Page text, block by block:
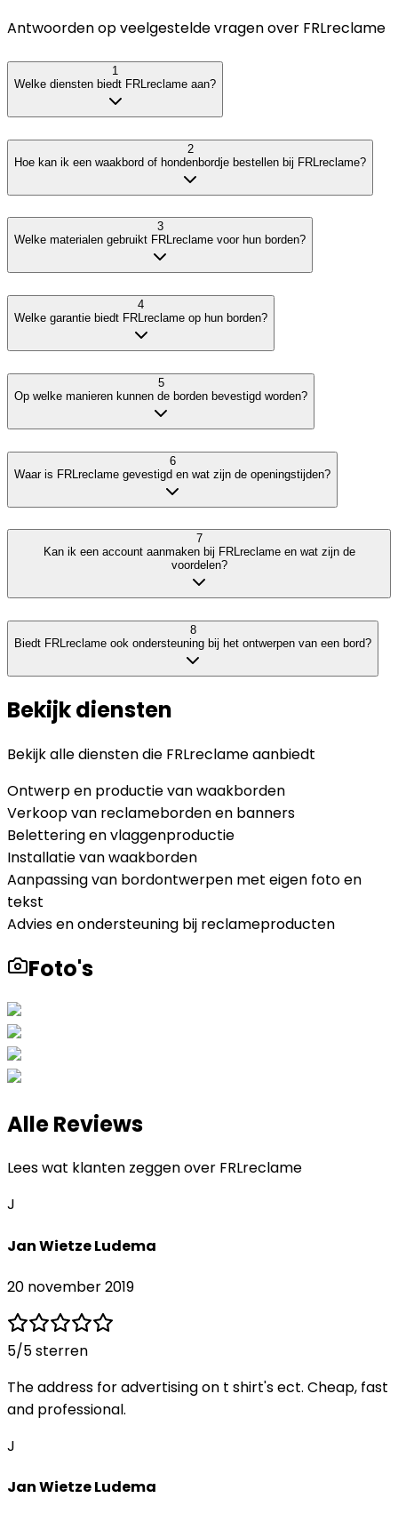
Antwoorden op veelgestelde vragen over FRLreclame
1
Welke diensten biedt FRLreclame aan?
2
Hoe kan ik een waakbord of hondenbordje bestellen bij FRLreclame?
3
Welke materialen gebruikt FRLreclame voor hun borden?
4
Welke garantie biedt FRLreclame op hun borden?
5
Op welke manieren kunnen de borden bevestigd worden?
6
Waar is FRLreclame gevestigd en wat zijn de openingstijden?
7
Kan ik een account aanmaken bij FRLreclame en wat zijn de
voordelen?
8
Biedt FRLreclame ook ondersteuning bij het ontwerpen van een bord?
Bekijk diensten
Bekijk alle diensten die FRLreclameaanbiedt
Ontwerp en productie van waakborden
Verkoop van reclameborden en banners
Belettering en vlaggenproductie
Installatie van waakborden
Aanpassing van bordontwerpen met eigen foto en
tekst
Advies en ondersteuning bij reclameproducten
Foto's
Alle Reviews
Lees wat klanten zeggen over FRLreclame
J
Jan Wietze Ludema
20 november 2019
5/5 sterren
The address for advertising on t shirt's ect. Cheap, fast
and professional.
J
Jan Wietze Ludema